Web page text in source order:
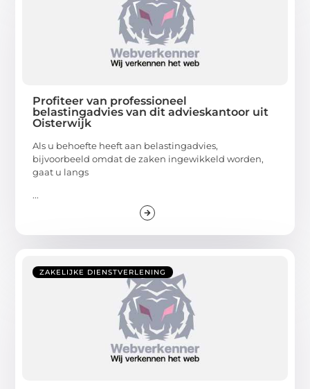
Profiteer van professioneel
belastingadvies van dit advieskantoor uit
Oisterwijk
Als u behoefte heeft aan belastingadvies,
bijvoorbeeld omdat de zaken ingewikkeld worden,
gaat u langs
...
ZAKELIJKE DIENSTVERLENING